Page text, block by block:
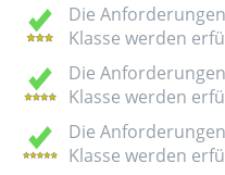
Die
Klasse werden
Die
Klasse werden
Die
Klasse werden